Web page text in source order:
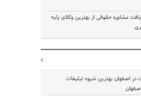
مشاوره حقوقی از بهترین وکلای پایه
اصفهان بهترین شیوه تبلیغات